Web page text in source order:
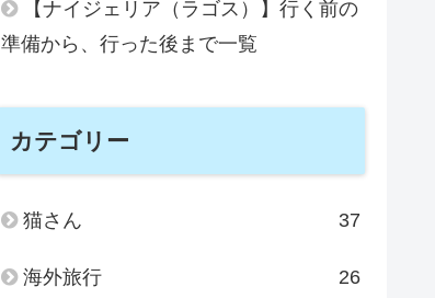
【ナイジェリア（ラゴス）】行く前の
準備から、行った後まで一覧
カテゴリー
猫さん 37
海外旅行 26